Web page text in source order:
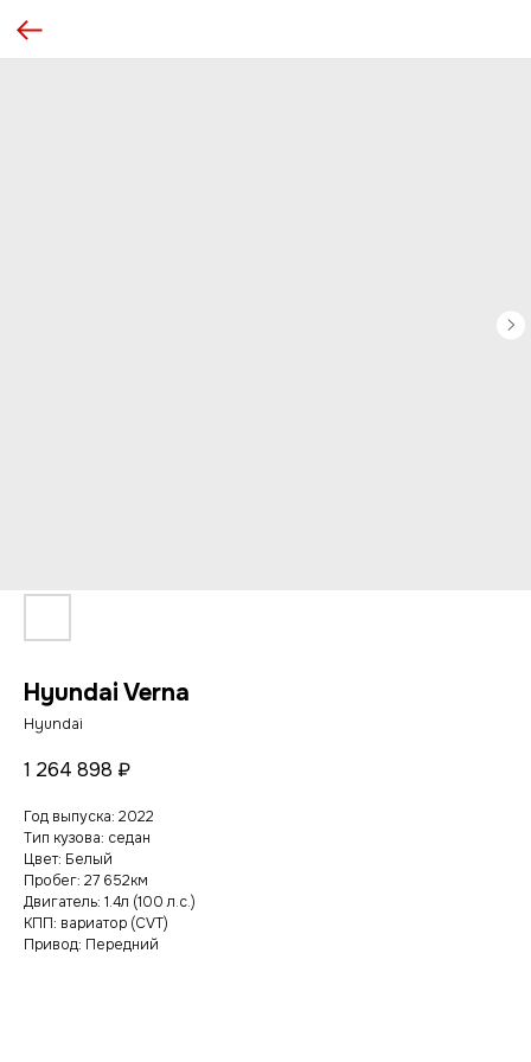
Hyundai Verna
Hyundai
1 264 898 ₽
Год выпуска: 2022
Тип кузова: седан
Цвет: Белый
Пробег: 27 652км
Двигатель: 1.4л (100 л.с.)
КПП: вариатор (CVT)
Привод: Передний